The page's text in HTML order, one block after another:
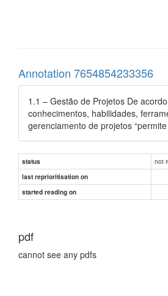
Annotation 7654854233356
1.1 – Gestão de Projetos De
conhecimentos, habilidades,
gerenciamento de projetos
status not
last reprioritisation on
started reading on
pdf
cannot see any pdfs